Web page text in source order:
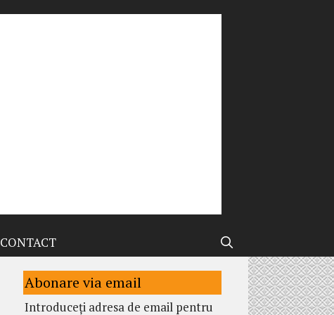
CONTACT
Abonare via email
Introduceți adresa de email pentru